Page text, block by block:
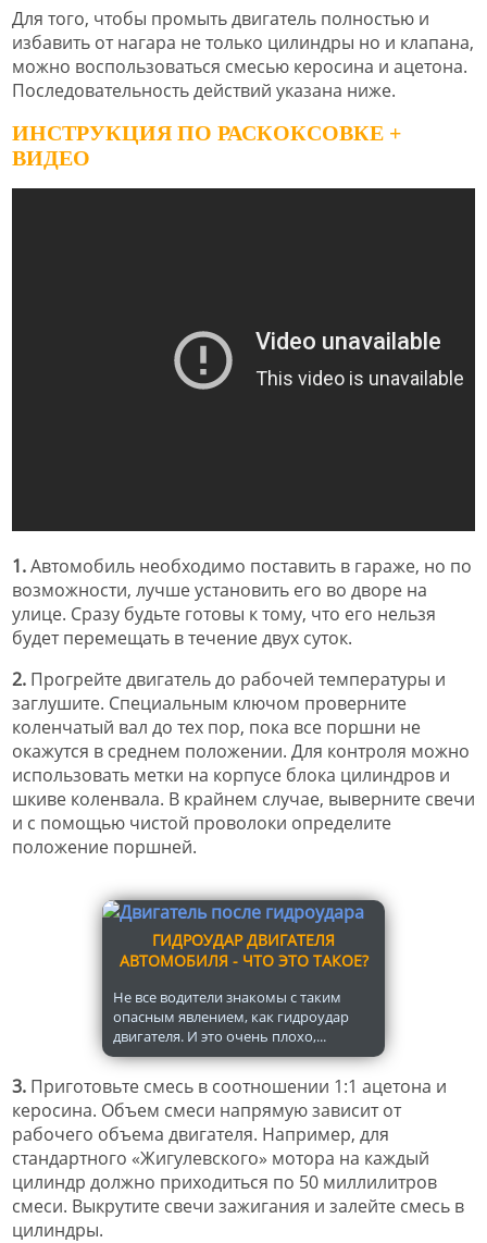
Для того, чтобы промыть двигатель полностью и
избавить от нагара не только цилиндры но и клапана,
можно воспользоваться смесью керосина и ацетона.
Последовательность действий указана ниже.
ИНСТРУКЦИЯ ПО РАСКОКСОВКЕ +
ВИДЕО
1.Автомобиль необходимо поставить в гараже, но по
возможности, лучше установить его во дворе на
улице. Сразу будьте готовы к тому, что его нельзя
будет перемещать в течение двух суток.
2. Прогрейте двигатель до рабочей температуры и
заглушите. Специальным ключом проверните
коленчатый вал до тех пор, пока все поршни не
окажутся в среднем положении. Для контроля можно
использовать метки на корпусе блока цилиндров и
шкиве коленвала. В крайнем случае, выверните свечи
и с помощью чистой проволоки определите
положение поршней.
ГИДРОУДАР ДВИГАТЕЛЯ
АВТОМОБИЛЯ - ЧТО ЭТО ТАКОЕ?
Не все водители знакомы с таким
опасным явлением, как гидроудар
двигателя. И это очень плохо,...
3. Приготовьте смесь в соотношении 1:1 ацетона и
керосина. Объем смеси напрямую зависит от
рабочего объема двигателя. Например, для
стандартного «Жигулевского» мотора на каждый
цилиндр должно приходиться по 50 миллилитров
смеси. Выкрутите свечи зажигания и залейте смесь в
цилиндры.